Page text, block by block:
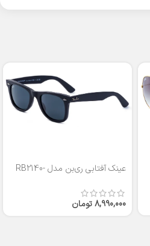
عینک آفتابی ری‌بن مدل RB2140-
8,990,000تومان